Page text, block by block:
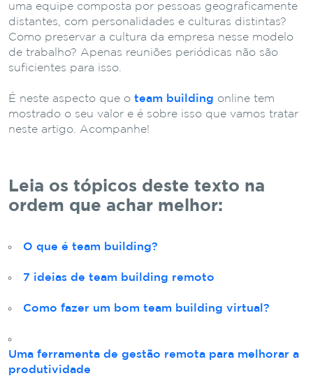
uma equipe composta por pessoas geograficamente
distantes, com personalidades e culturas distintas?
Como preservar a cultura da empresa nesse modelo
de trabalho? Apenas reuniões periódicas não são
suficientes para isso.
É neste aspecto que o team building online tem
mostrado o seu valor e é sobre isso que vamos tratar
neste artigo. Acompanhe!
Leia os tópicos deste texto na
ordem que achar melhor:
O que é team building?
7 ideias de team building remoto
Como fazer um bom team building virtual?
Uma ferramenta de gestão remota para melhorar a
produtividade